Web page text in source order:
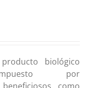
biológico
por